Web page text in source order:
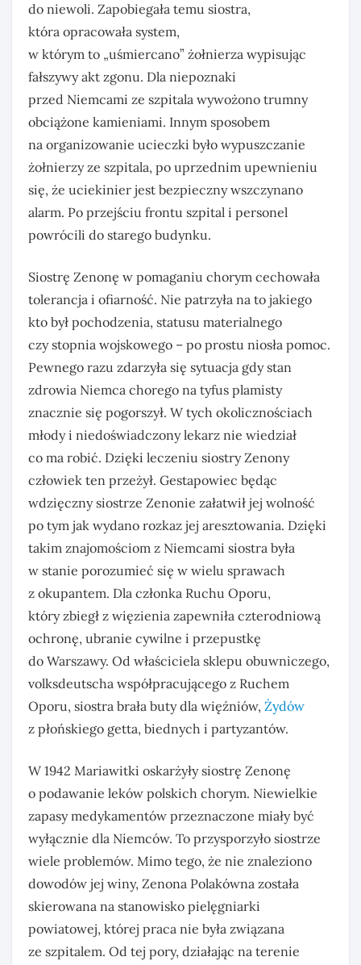
do niewoli. Zapobiegała temu siostra,
która opracowała system,
w którym to „uśmiercano” żołnierza wypisując
fałszywy akt zgonu. Dla niepoznaki
przed Niemcami ze szpitala wywożono trumny
obciążone kamieniami. Innym sposobem
na organizowanie ucieczki było wypuszczanie
żołnierzy ze szpitala, po uprzednim upewnieniu
się, że uciekinier jest bezpieczny wszczynano
alarm. Po przejściu frontu szpital i personel
powrócili do starego budynku.
Siostrę Zenonę w pomaganiu chorym cechowała
tolerancja i ofiarność. Nie patrzyła na to jakiego
kto był pochodzenia, statusu materialnego
czy stopnia wojskowego – po prostu niosła pomoc.
Pewnego razu zdarzyła się sytuacja gdy stan
zdrowia Niemca chorego na tyfus plamisty
znacznie się pogorszył. W tych okolicznościach
młody i niedoświadczony lekarz nie wiedział
co ma robić. Dzięki leczeniu siostry Zenony
człowiek ten przeżył. Gestapowiec będąc
wdzięczny siostrze Zenonie załatwił jej wolność
po tym jak wydano rozkaz jej aresztowania. Dzięki
takim znajomościom z Niemcami siostra była
w stanie porozumieć się w wielu sprawach
z okupantem. Dla członka Ruchu Oporu,
który zbiegł z więzienia zapewniła czterodniową
ochronę, ubranie cywilne i przepustkę
do Warszawy. Od właściciela sklepu obuwniczego,
volksdeutscha współpracującego z Ruchem
Oporu, siostra brała buty dla więźniów, Żydów
z płońskiego getta, biednych i partyzantów.
W 1942 Mariawitki oskarżyły siostrę Zenonę
o podawanie leków polskich chorym. Niewielkie
zapasy medykamentów przeznaczone miały być
wyłącznie dla Niemców. To przysporzyło siostrze
wiele problemów. Mimo tego, że nie znaleziono
dowodów jej winy, Zenona Polakówna została
skierowana na stanowisko pielęgniarki
powiatowej, której praca nie była związana
ze szpitalem. Od tej pory, działając na terenie